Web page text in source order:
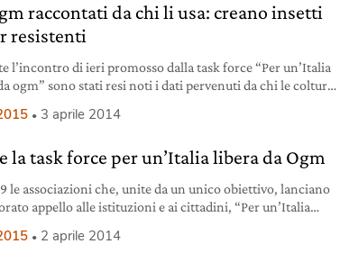
raccontati da chi li usa: creano insetti
resistenti
l’incontro di ieri promosso dalla task force “Per un’Italia
ogm” sono stati resi noti i dati pervenuti da chi le colture
degli Stati Uniti. Secondo quanto esposto da Manuela
Agrarie, Alimentari
3 aprile 2014
la task force per un’Italia libera da Ogm
le associazioni che, unite da un unico obiettivo, lanciano
appello alle istituzioni e ai cittadini, “Per un’Italia
2 aprile 2014